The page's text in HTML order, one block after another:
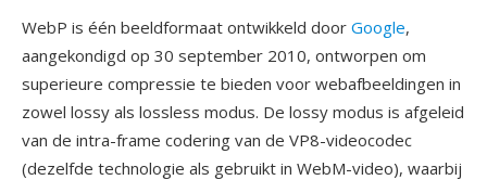
WebP is één beeldformaat ontwikkeld door Google,
aangekondigd op 30 september 2010, ontworpen om
superieure compressie te bieden voor webafbeeldingen in
zowel lossy als lossless modus. De lossy modus is afgeleid
van de intra-frame codering van de VP8-videocodec
(dezelfde technologie als gebruikt in WebM-video), waarbij